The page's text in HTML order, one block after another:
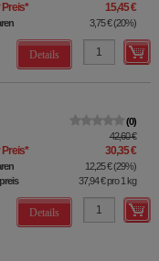
* 15,45 €
3,75 €(20%)
Details
0
42,60 €
* 30,35 €
12,25 €(29%)
37,94 €pro 1 kg
Details